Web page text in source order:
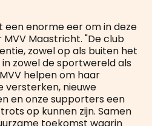
een enorme eer om in deze
Maastricht. "De club
zowel op als buiten het
zowel de sportwereld als
helpen om haar
versterken, nieuwe
en onze supporters een
op kunnen zijn. Samen